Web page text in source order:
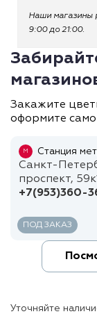
Наши магазины
9:00 до 21:00.
Закажите
оформите
М Станция
Санкт-
проспект,
+7(953)360-
ПОД ЗАКАЗ
Уточняйте